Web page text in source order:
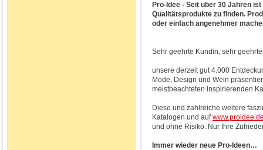
Pro-Idee - Seit über 30 Jahren
Qualitätsprodukte zu finden.
oder einfach angenehmer
Sehr geehrte Kundin, sehr
unsere derzeit gut 4.000
Mode, Design und Wein
meistbeachteten inspirierenden
Diese und zahlreiche weitere
Katalogen und auf
und ohne Risiko. Nur Ihre
Immer wieder neue Pro-Ideen…